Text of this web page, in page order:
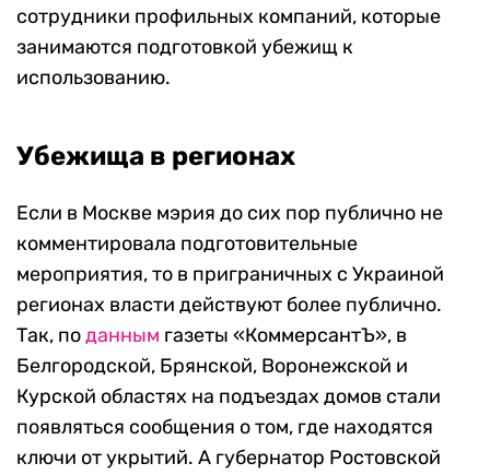
сотрудники профильных компаний, которые
занимаются подготовкой убежищ к
использованию.
Убежища в регионах
Если в Москве мэрия до сих пор публично не
комментировала подготовительные
мероприятия, то в приграничных с Украиной
регионах власти действуют более публично.
Так, поданным газеты «КоммерсантЪ», в
Белгородской, Брянской, Воронежской и
Курской областях на подъездах домов стали
появляться сообщения о том, где находятся
ключи от укрытий. А губернатор Ростовской